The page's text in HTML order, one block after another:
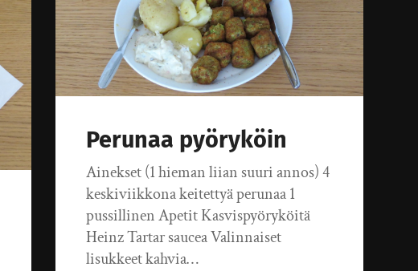
Perunaa pyöryköin
Ainekset (1 hieman liian suuri annos) 4
keskiviikkona keitettyä perunaa 1
pussillinen Apetit Kasvispyöryköitä
Heinz Tartar saucea Valinnaiset
lisukkeet kahvia…